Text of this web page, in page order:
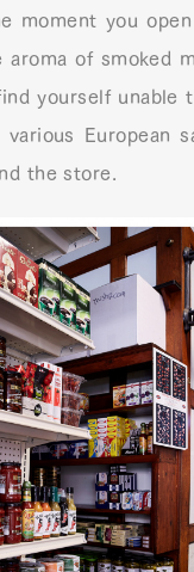
moment you
aroma of smoked
yourself unable
European
the store.